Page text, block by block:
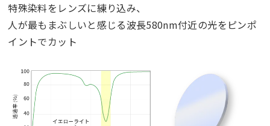
特殊染料をレンズに練り込み、
人が最もまぶしいと感じる波長580nm付近の光をピンポ
イントでカット